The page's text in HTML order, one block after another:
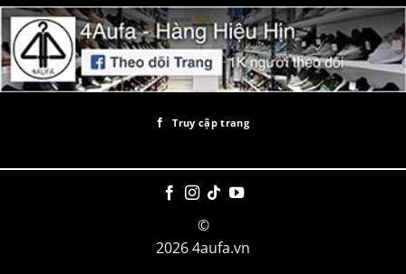
Truy cập trang
©
2026 4aufa.vn